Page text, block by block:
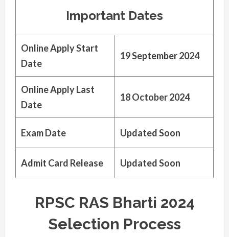
Important Dates
Online Apply Start
Date
19 September 2024
Online Apply Last
Date
18 October 2024
Exam Date Updated Soon
Admit Card Release Updated Soon
RPSC RAS Bharti 2024
Selection Process